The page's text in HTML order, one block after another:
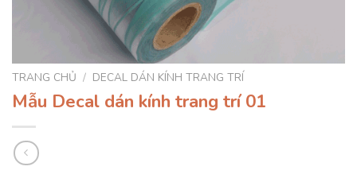
TRANG CHỦ / DECAL DÁN KÍNH TRANG TRÍ
Mẫu Decal dán kính trang trí 01